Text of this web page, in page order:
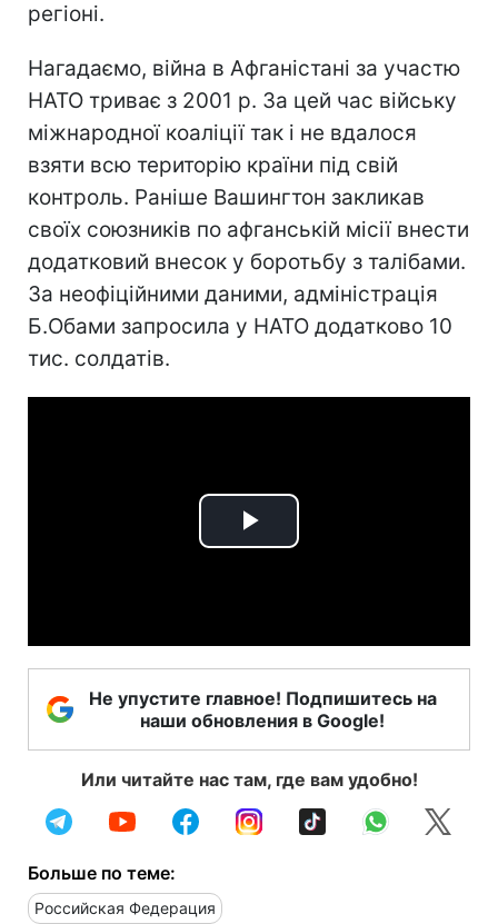
регіоні.
Нагадаємо, війна в Афганістані за участю
НАТО триває з 2001 р. За цей час війську
міжнародної коаліції так і не вдалося
взяти всю територію країни під свій
контроль. Раніше Вашингтон закликав
своїх союзників по афганській місії внести
додатковий внесок у боротьбу з талібами.
За неофіційними даними, адміністрація
Б.Обами запросила у НАТО додатково 10
тис. солдатів.
Play
Не упустите главное! Подпишитесь на
наши обновления в Google!
Или читайте нас там, где вам удобно!
Больше по теме:
Российская Федерация